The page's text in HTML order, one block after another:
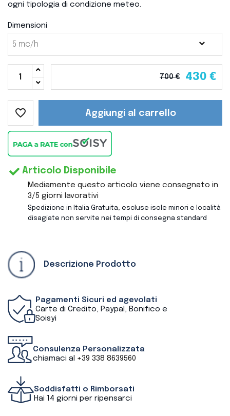
ogni tipologia di condizione meteo.
Dimensioni
700 € 430 €
Aggiungi al carrello
favorite_border
Articolo Disponibile
Mediamente questo articolo viene consegnato in
3/5 giorni lavorativi
Spedizione in Italia Gratuita, escluse isole minori e località
disagiate non servite nei tempi di consegna standard
Descrizione Prodotto
Pagamenti Sicuri ed agevolati
Carte di Credito, Paypal, Bonifico e
Soisyi
Consulenza Personalizzata
chiamaci al +39 338 8639560
Soddisfatti o Rimborsati
Hai 14 giorni per ripensarci